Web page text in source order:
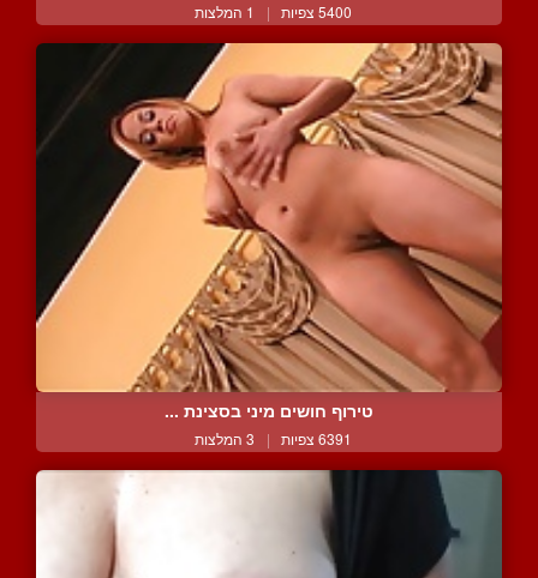
5400 צפיות | 1 המלצות
טירוף חושים מיני בסצינת ...
6391 צפיות | 3 המלצות